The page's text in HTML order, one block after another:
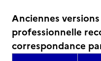
Anciennes
professionnelle
correspondance